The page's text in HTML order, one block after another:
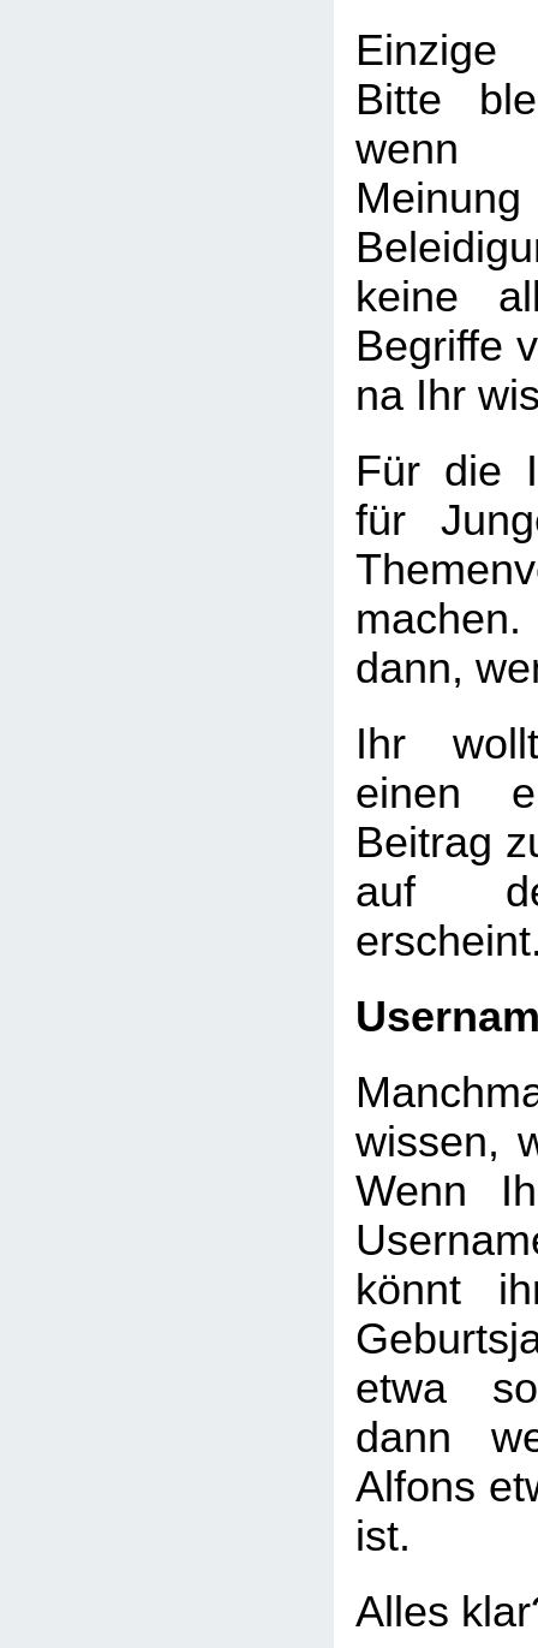
Bitte
wenn
keine
Begriffe
na Ihr
Für die
für
dann,
Ihr
einen
Beitrag
auf
wissen,
Wenn
könnt
etwa
dann
Alfons
ist.
Alles